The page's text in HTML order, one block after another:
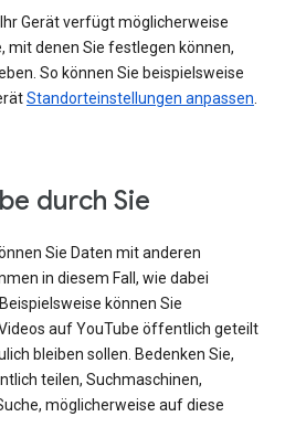
Gerät verfügt möglicherweise
mit denen Sie festlegen können,
So können Sie beispielsweise
Standorteinstellungen anpassen
durch Sie
Sie Daten mit anderen
in diesem Fall, wie dabei
können Sie
auf YouTube öffentlich geteilt
bleiben sollen. Bedenken Sie,
teilen, Suchmaschinen,
möglicherweise auf diese